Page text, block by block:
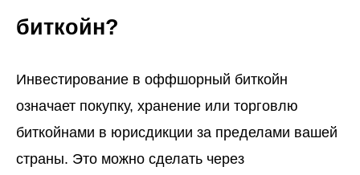
биткойн?
Инвестирование в оффшорный биткойн
означает покупку, хранение или торговлю
биткойнами в юрисдикции за пределами вашей
страны. Это можно сделать через